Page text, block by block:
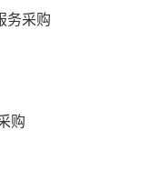
务采购
购